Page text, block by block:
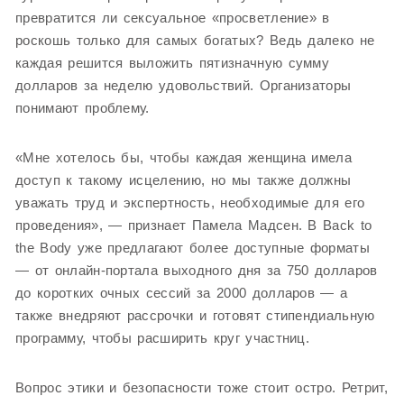
превратится ли сексуальное «просветление» в
роскошь только для самых богатых? Ведь далеко не
каждая решится выложить пятизначную сумму
долларов за неделю удовольствий. Организаторы
понимают проблему.
«Мне хотелось бы, чтобы каждая женщина имела
доступ к такому исцелению, но мы также должны
уважать труд и экспертность, необходимые для его
проведения», — признает Памела Мадсен. В Back to
the Body уже предлагают более доступные форматы
— от онлайн-портала выходного дня за 750 долларов
до коротких очных сессий за 2000 долларов — а
также внедряют рассрочки и готовят стипендиальную
программу, чтобы расширить круг участниц.
Вопрос этики и безопасности тоже стоит остро. Ретрит,